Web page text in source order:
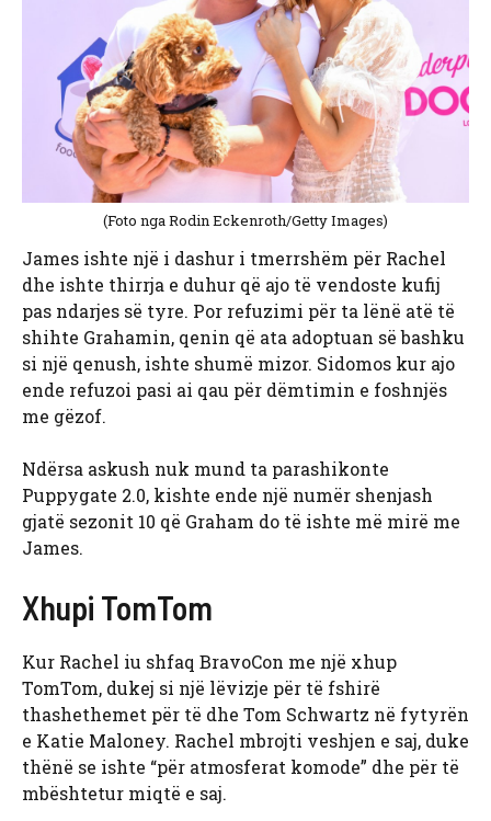
(Foto nga Rodin Eckenroth/Getty Images)
James ishte një i dashur i tmerrshëm për Rachel
dhe ishte thirrja e duhur që ajo të vendoste kufij
pas ndarjes së tyre. Por refuzimi për ta lënë atë të
shihte Grahamin, qenin që ata adoptuan së bashku
si një qenush, ishte shumë mizor. Sidomos kur ajo
ende refuzoi pasi ai qau për dëmtimin e foshnjës
me gëzof.
Ndërsa askush nuk mund ta parashikonte
Puppygate 2.0, kishte ende një numër shenjash
gjatë sezonit 10 që Graham do të ishte më mirë me
James.
Xhupi TomTom
Kur Rachel iu shfaq BravoCon me një xhup
TomTom, dukej si një lëvizje për të fshirë
thashethemet për të dhe Tom Schwartz në fytyrën
e Katie Maloney. Rachel mbrojti veshjen e saj, duke
thënë se ishte “për atmosferat komode” dhe për të
mbështetur miqtë e saj.